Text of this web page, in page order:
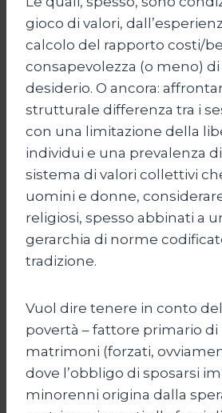
gioco di valori,
calcolo del rapporto costi/
consapevolezza (o meno)
desiderio. O ancora:
strutturale differenza tra i
con una limitazione della
individui e una prevalenza
sistema di valori collettivi
uomini e donne,
religiosi, spesso abbinati a
gerarchia di norme
tradizione.
Vuol dire tenere in conto
povertà – fattore primario di
matrimoni (forzati,
dove l’obbligo di sposarsi
minorenni origina dalla